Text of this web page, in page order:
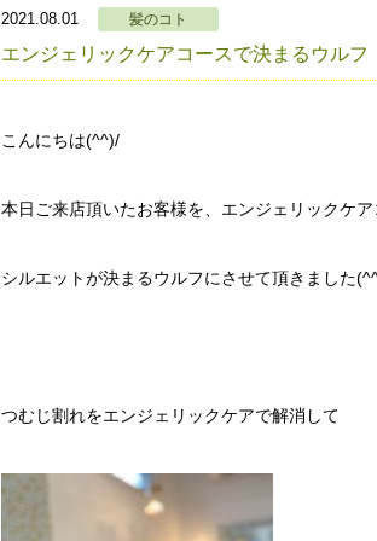
2021.08.01 髪のコト
エンジェリックケアコースで決まるウルフ
こんにちは(^^)/
本日ご来店頂いたお客様を、エンジェリックケ
シルエットが決まるウルフにさせて頂きました
つむじ割れをエンジェリックケアで解消して